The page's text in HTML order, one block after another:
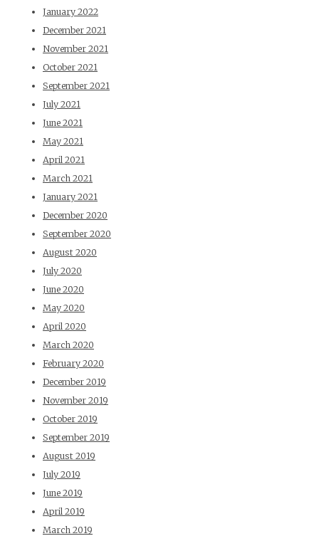
January 2022
December 2021
November 2021
October 2021
September 2021
July 2021
June 2021
May 2021
April 2021
March 2021
January 2021
December 2020
September 2020
August 2020
July 2020
June 2020
May 2020
April 2020
March 2020
February 2020
December 2019
November 2019
October 2019
September 2019
August 2019
July 2019
June 2019
April 2019
March 2019